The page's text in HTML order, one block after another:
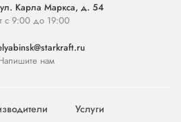
Карла Маркса, д. 54
с 9:00 до 19:00
нам
Услуги